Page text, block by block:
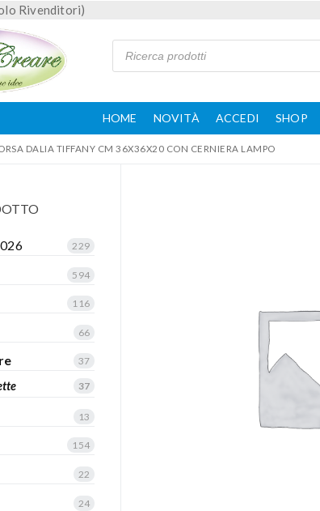
Rivenditori)
HOME NOVITÀ ACCEDI SHOP
DALIA TIFFANY CM 36X36X20 CON CERNIERA LAMPO
229
594
116
66
37
37
13
154
22
24